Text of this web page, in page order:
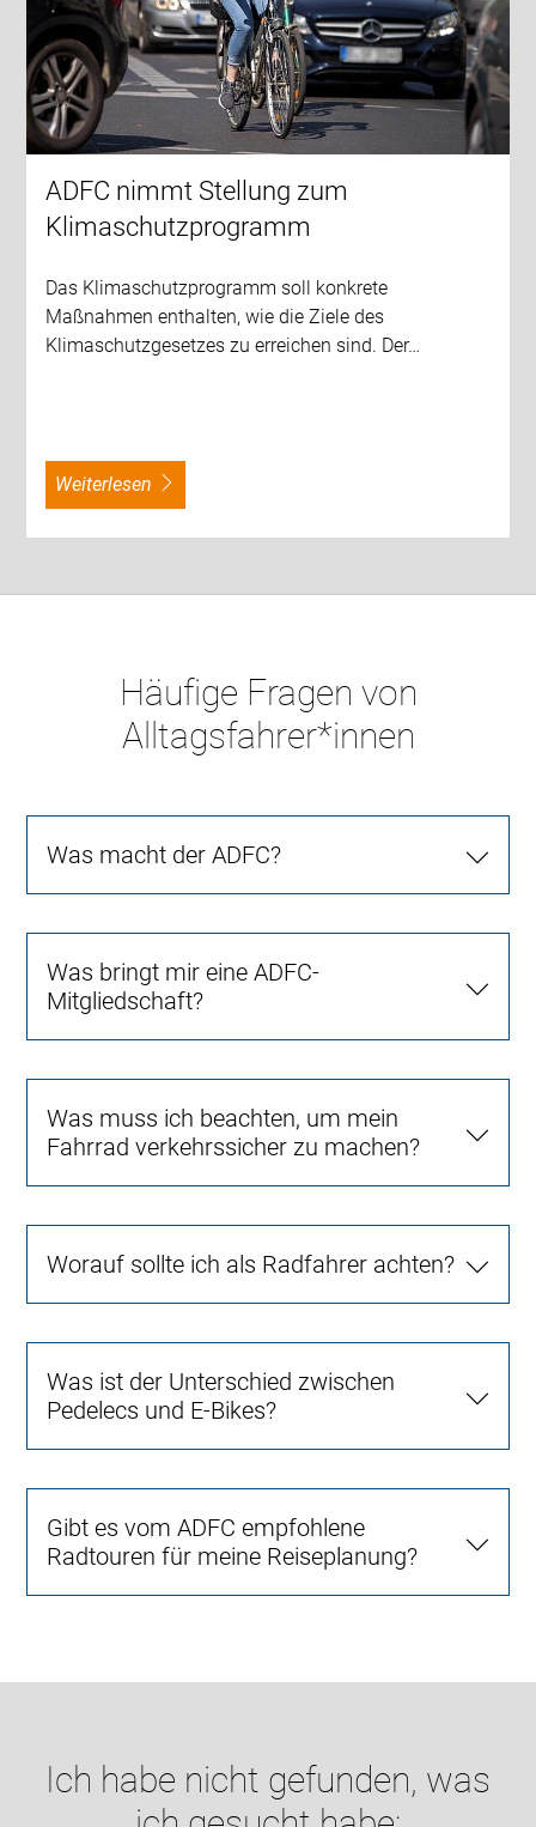
ADFC nimmt Stellung zum
Klimaschutzprogramm
Das Klimaschutzprogramm soll konkrete
Maßnahmen enthalten, wie die Ziele des
Klimaschutzgesetzes zu erreichen sind. Der…
weiterlesen
Häufige Fragen von
Alltagsfahrer*innen
Was macht der ADFC?
Was bringt mir eine ADFC-
Mitgliedschaft?
Was muss ich beachten, um mein
Fahrrad verkehrssicher zu machen?
Worauf sollte ich als Radfahrer achten?
Was ist der Unterschied zwischen
Pedelecs und E-Bikes?
Gibt es vom ADFC empfohlene
Radtouren für meine Reiseplanung?
Ich habe nicht gefunden, was